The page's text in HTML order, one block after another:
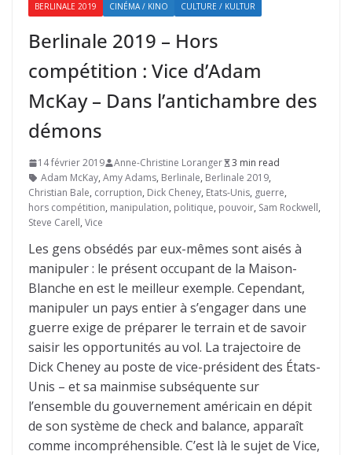
BERLINALE 2019 CINÉMA / KINO CULTURE / KULTUR
Berlinale 2019 – Hors
compétition : Vice d’Adam
McKay – Dans l’antichambre des
démons
14 février 2019 Anne-Christine Loranger
3 min read
Adam McKay, Amy Adams, Berlinale, Berlinale 2019,
Christian Bale, corruption, Dick Cheney, Etats-Unis, guerre,
hors compétition, manipulation, politique, pouvoir, Sam Rockwell,
Steve Carell, Vice
Les gens obsédés par eux-mêmes sont aisés à
manipuler : le présent occupant de la Maison-
Blanche en est le meilleur exemple. Cependant,
manipuler un pays entier à s’engager dans une
guerre exige de préparer le terrain et de savoir
saisir les opportunités au vol. La trajectoire de
Dick Cheney au poste de vice-président des États-
Unis – et sa mainmise subséquente sur
l’ensemble du gouvernement américain en dépit
de son système de check and balance, apparaît
comme incompréhensible. C’est là le sujet de Vice,